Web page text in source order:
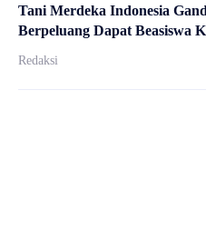
Tani Merdeka Indonesia
Berpeluang Dapat Beasiswa
Redaksi